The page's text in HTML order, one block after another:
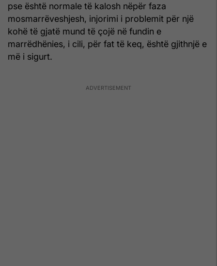
pse është normale të kalosh nëpër faza
mosmarrëveshjesh, injorimi i problemit për një
kohë të gjatë mund të çojë në fundin e
marrëdhënies, i cili, për fat të keq, është gjithnjë e
më i sigurt.